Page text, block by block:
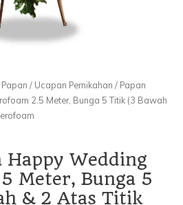
/ Ucapan Pernikahan / Papan
2.5 Meter, Bunga 5 Titik (3 Bawah
Happy Wedding
Meter, Bunga 5
& 2 Atas Titik